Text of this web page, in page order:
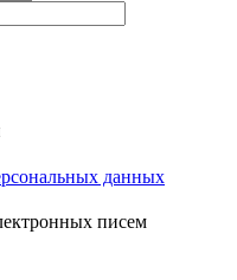
данных
писем